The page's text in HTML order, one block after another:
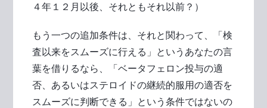
４年１２月以後、それともそれ以前？）
もう一つの追加条件は、それと関わって、「検
査以来をスムーズに行える」というあなたの言
葉を借りるなら、「ベータフェロン投与の適
否、あるいはステロイドの継続的服用の適否を
スムーズに判断できる」という条件ではないの